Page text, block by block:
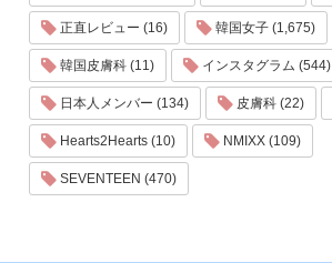
正直レビュー (16) 韓国女子 (1,675)
韓国皮膚科 (11) インスタグラム (544)
日本人メンバー (134) 皮膚科 (22)
Hearts2Hearts (10) NMIXX (109)
SEVENTEEN (470)